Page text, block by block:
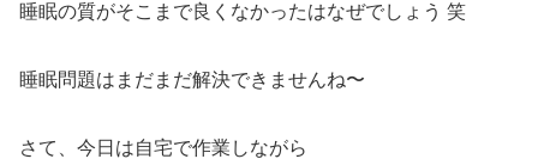
睡眠の質がそこまで良くなかったはなぜでしょう 笑
睡眠問題はまだまだ解決できませんね〜
さて、今日は自宅で作業しながら